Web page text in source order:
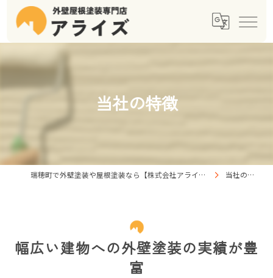
当社の特徴
瑞穂町で外壁塗装や屋根塗装なら【株式会社アライズ】 当社の特徴
幅広い建物への外壁塗装の実績が豊
富